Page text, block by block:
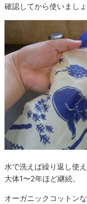
確認してから使いましょ
水で洗えば繰り返し使
大体1〜2年ほど継続。
オーガニックコットン